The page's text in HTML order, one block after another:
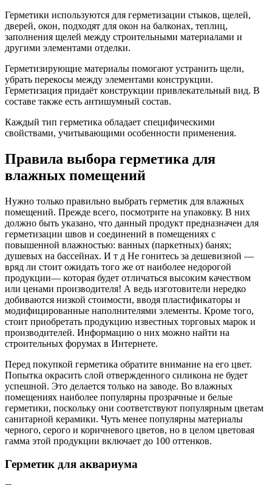
Герметики используются для герметизации стыков, щелей,
дверей, окон, подходят для окон на балконах, теплиц,
заполнения щелей между строительными материалами и
другими элементами отделки.
Герметизирующие материалы помогают устранить щели,
убрать перекосы между элементами конструкции.
Герметизация придаёт конструкции привлекательный вид. В
составе также есть антишумный состав.
Каждый тип герметика обладает специфическими
свойствами, учитывающими особенности применения.
Правила выбора герметика для
влажных помещений
Нужно только правильно выбрать герметик для влажных
помещений. Прежде всего, посмотрите на упаковку. В них
должно быть указано, что данный продукт предназначен для
герметизации швов и соединений в помещениях с
повышенной влажностью: ванных (паркетных) банях;
душевых на бассейнах. И т д Не гонитесь за дешевизной —
вряд ли стоит ожидать того же от наиболее недорогой
продукции— которая будет отличаться высоким качеством
или ценами производителя! А ведь изготовители нередко
добиваются низкой стоимости, вводя пластификаторы и
модифицированные наполнителями элементы. Кроме того,
стоит приобретать продукцию известных торговых марок и
производителей. Информацию о них можно найти на
строительных форумах в Интернете.
Перед покупкой герметика обратите внимание на его цвет.
Попытка окрасить слой отвержденного силикона не будет
успешной. Это делается только на заводе. Во влажных
помещениях наиболее популярны прозрачные и белые
герметики, поскольку они соответствуют популярным цветам
санитарной керамики. Чуть менее популярны материалы
черного, серого и коричневого цветов, но в целом цветовая
гамма этой продукции включает до 100 оттенков.
Герметик для аквариума